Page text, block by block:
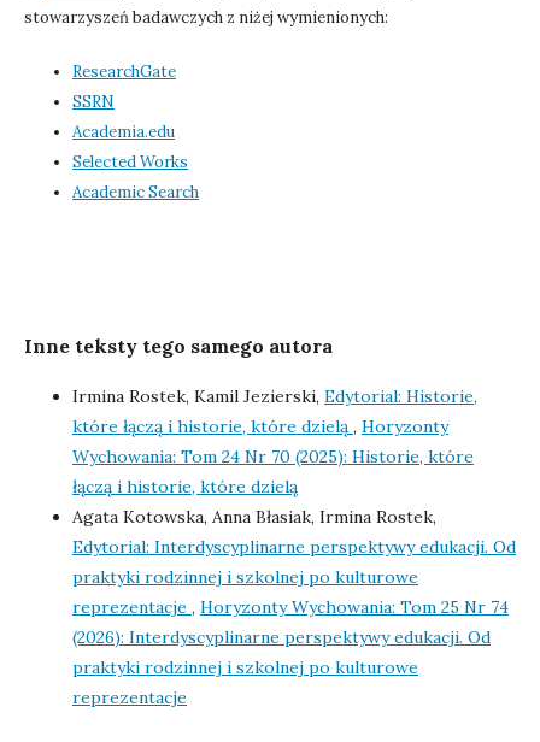
stowarzyszeń badawczych z niżej wymienionych:
ResearchGate
SSRN
Academia.edu
Selected Works
Academic Search
Inne teksty tego samego autora
Irmina Rostek, Kamil Jezierski, Edytorial: Historie,
które łączą i historie, które dzielą , Horyzonty
Wychowania: Tom 24 Nr 70 (2025): Historie, które
łączą i historie, które dzielą
Agata Kotowska, Anna Błasiak, Irmina Rostek,
Edytorial: Interdyscyplinarne perspektywy edukacji. Od
praktyki rodzinnej i szkolnej po kulturowe
reprezentacje , Horyzonty Wychowania: Tom 25 Nr 74
(2026): Interdyscyplinarne perspektywy edukacji. Od
praktyki rodzinnej i szkolnej po kulturowe
reprezentacje